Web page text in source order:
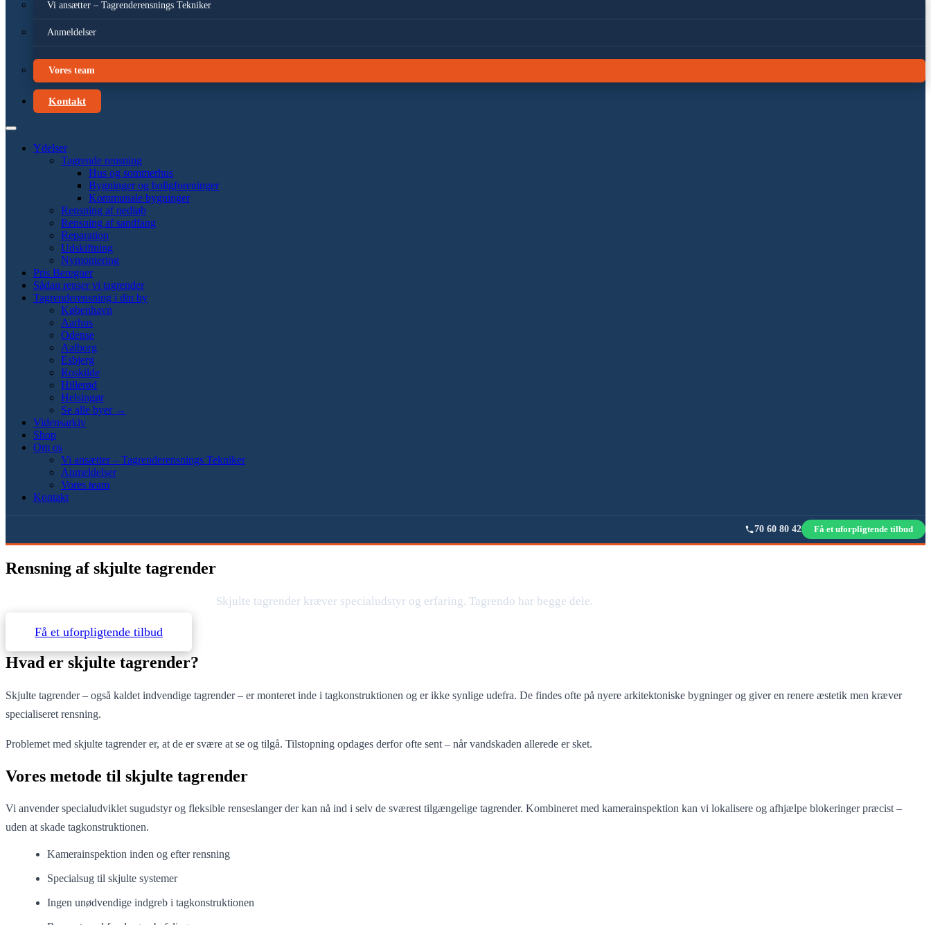
Vi ansætter – Tagrenderensnings Tekniker
Anmeldelser
Vores team
Kontakt
Ydelser
Tagrende rensning
Hus og sommerhus
Bygninger og boligforeninger
Kommunale bygninger
Rensning af nedløb
Rensning af sandfang
Reparation
Udskiftning
Nymontering
Pris Beregner
Sådan renser vi tagrender
Tagrenderensning i din by
København
Aarhus
Odense
Aalborg
Esbjerg
Roskilde
Hillerød
Helsingør
Se alle byer →
Vidensarkiv
Shop
Om os
Vi ansætter – Tagrenderensnings Tekniker
Anmeldelser
Vores team
Kontakt
70 60 80 42 Få et uforpligtende tilbud
Rensning af skjulte tagrender
Skjulte tagrender kræver specialudstyr og erfaring. Tagrendo har begge dele.
Få et uforpligtende tilbud
Hvad er skjulte tagrender?
Skjulte tagrender – også kaldet indvendige tagrender – er monteret inde i tagkonstruktionen og er ikke synlige udefra. De findes ofte på nyere arkitektoniske bygninger og giver en renere æstetik men kræver
specialiseret rensning.
Problemet med skjulte tagrender er, at de er svære at se og tilgå. Tilstopning opdages derfor ofte sent – når vandskaden allerede er sket.
Vores metode til skjulte tagrender
Vi anvender specialudviklet sugudstyr og fleksible renseslanger der kan nå ind i selv de sværest tilgængelige tagrender. Kombineret med kamerainspektion kan vi lokalisere og afhjælpe blokeringer præcist –
uden at skade tagkonstruktionen.
Kamerainspektion inden og efter rensning
Specialsug til skjulte systemer
Ingen unødvendige indgreb i tagkonstruktionen